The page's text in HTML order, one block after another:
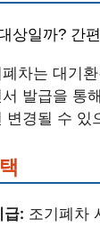
상일까? 간
차는 대기
발급을 통
변경될 수 있
급: 조기폐차